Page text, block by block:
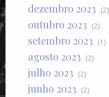
dezembro 2023 (2)
outubro 2023 (2)
setembro 2023 (1)
agosto 2023 (2)
julho 2023 (2)
junho 2023 (2)